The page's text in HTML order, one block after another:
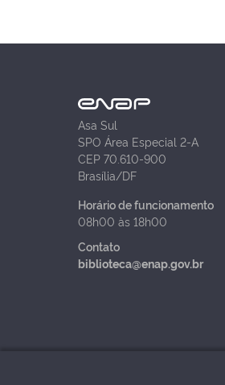
Asa Sul
SPO Área Especial 2-A
CEP 70.610-900
Brasília/DF
Horário de funcionamento
08h00 às 18h00
Contato
biblioteca@enap.gov.br